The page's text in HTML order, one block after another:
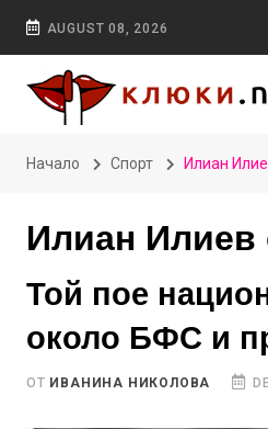
AUGUST 08, 2026
Начало Спорт Илиан
Илиан Илиев
Той пое
около БФС и
ОТ ИВАНИНА НИКОЛОВА